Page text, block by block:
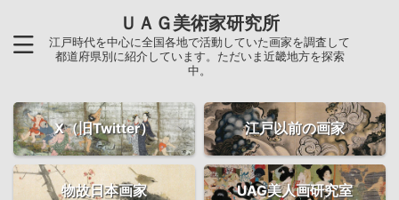
ＵＡＧ美術家研究所
江戸時代を中心に全国各地で活動していた画家を調査して
都道府県別に紹介しています。ただいま近畿地方を探索
中。
X（旧Twitter） 江戸以前の画家
物故日本画家 UAG美人画研究室